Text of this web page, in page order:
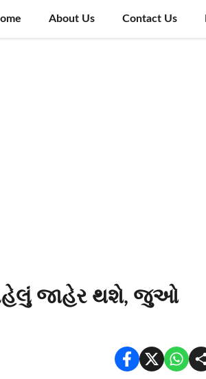
About Us Contact Us
વહેલું જાહેર થશે, જુઓ